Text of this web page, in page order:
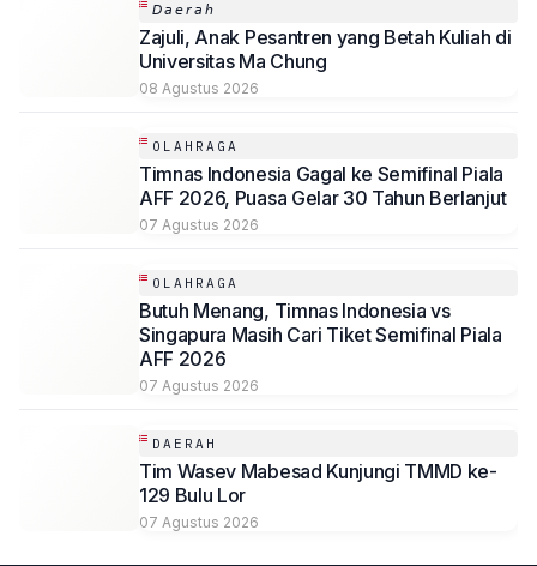
𝘋𝘢𝘦𝘳𝘢𝘩
Zajuli, Anak Pesantren yang Betah Kuliah di
Universitas Ma Chung
08 Agustus 2026
OLAHRAGA
Timnas Indonesia Gagal ke Semifinal Piala
AFF 2026, Puasa Gelar 30 Tahun Berlanjut
07 Agustus 2026
OLAHRAGA
Butuh Menang, Timnas Indonesia vs
Singapura Masih Cari Tiket Semifinal Piala
AFF 2026
07 Agustus 2026
DAERAH
Tim Wasev Mabesad Kunjungi TMMD ke-
129 Bulu Lor
07 Agustus 2026